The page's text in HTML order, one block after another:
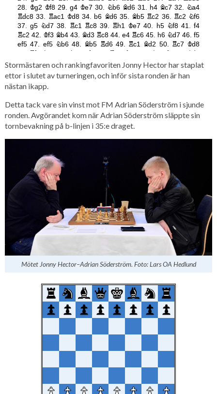
Stormästaren och rankingfavoriten Jonny Hector har staplat
ettor i slutet av turneringen, och inför sista ronden är han
nästan ikapp.
Detta tack vare sin vinst mot FM Adrian Söderström i sjunde
ronden. Avgörandet kom när Adrian Söderström släppte sin
tornbevakning på b-linjen i 35:e draget.
Mötet Jonny Hector–Adrian Söderström. Foto: Lars OA Hedlund